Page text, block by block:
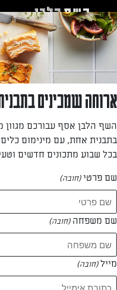
לאזור
תוכן
תחתון
רומי גן
—
המתכונים של
0 מתכונים
ארוחה שמכינים
השף הלבן אסף עבורכם מגוון
בתבנית אחת, עם מינימום
בכל שבוע מתכונים חדשים
שם פרטי(חובה)
שם משפחה (חובה)
מייל(חובה)